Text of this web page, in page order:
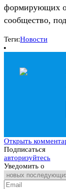
формирующих
сообщество,
Теги:Новости
Открыть
Подписаться
авторизуйтесь
Уведомить о